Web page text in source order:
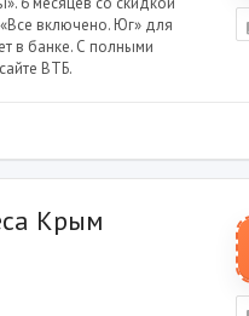
включено. Юг» для
в банке. С полными
ВТБ.
Крым